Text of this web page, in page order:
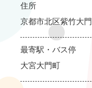
住所
京都市北区紫竹大
最寄駅・バス停
大宮大門町